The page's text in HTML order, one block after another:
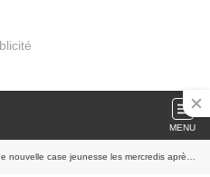
MENU
case jeunesse les mercredis après-midi